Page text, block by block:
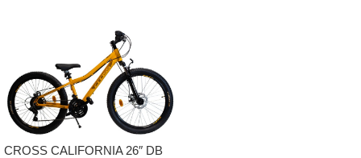
CROSS CALIFORNIA 26″ DB